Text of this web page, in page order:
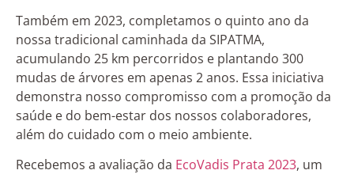
Também em 2023, completamos o quinto ano da
nossa tradicional caminhada da SIPATMA,
acumulando 25 km percorridos e plantando 300
mudas de árvores em apenas 2 anos. Essa iniciativa
demonstra nosso compromisso com a promoção da
saúde e do bem-estar dos nossos colaboradores,
além do cuidado com o meio ambiente.
Recebemos a avaliação da EcoVadis Prata 2023, um